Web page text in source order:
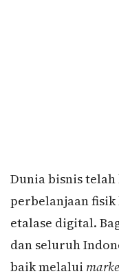
Dunia bisnis
perbelanjaan
etalase digital.
dan seluruh
baik melalui